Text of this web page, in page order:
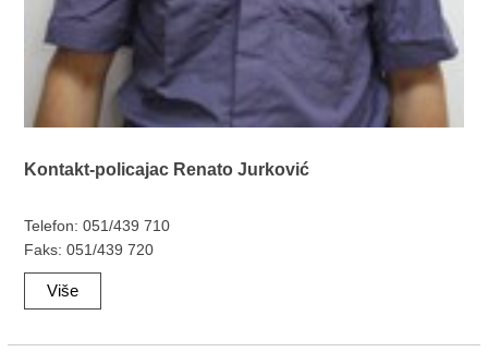
Kontakt-policajac Renato Jurković
Telefon: 051/439 710
Faks: 051/439 720
Više